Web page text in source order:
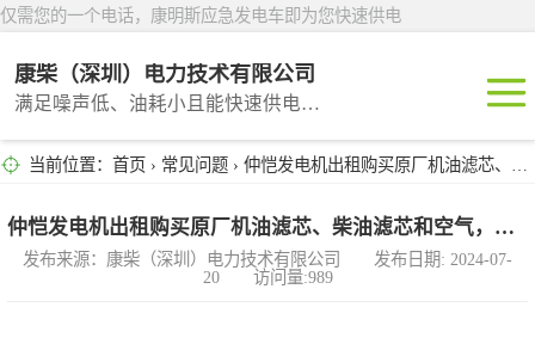
仅需您的一个电话，康明斯应急发电车即为您快速供电
康柴（深圳）电力技术有限公司
满足噪声低、油耗小且能快速供电的租赁产品
当前位置： 首页 › 常见问题 › 仲恺发电机出租购买原厂机油滤芯、柴油滤芯和空气，节省保养
仲恺发电机出租购买原厂机油滤芯、柴油滤芯和空气，节省保养
发布来源：康柴（深圳）电力技术有限公司 发布日期: 2024-07-
20 访问量:989
深圳租赁
东莞租赁